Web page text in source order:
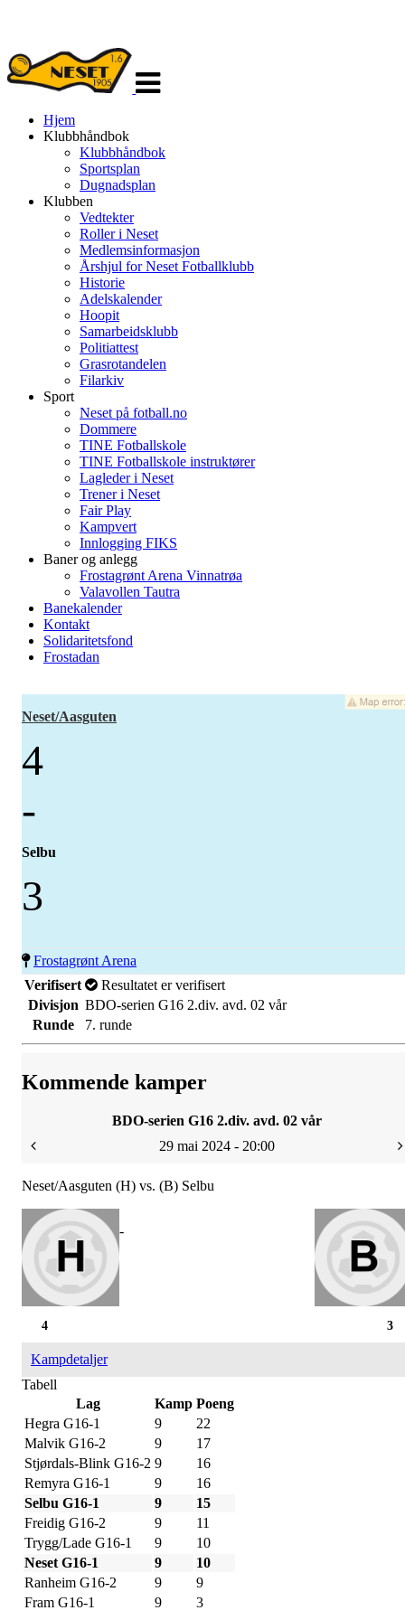
navigasjon
Hjem
Klubbhåndbok
Klubbhåndbok
Sportsplan
Dugnadsplan
Klubben
Vedtekter
Roller i Neset
Medlemsinformasjon
Årshjul for Neset Fotballklubb
Historie
Adelskalender
Hoopit
Samarbeidsklubb
Politiattest
Grasrotandelen
Filarkiv
Sport
Neset på fotball.no
Dommere
TINE Fotballskole
TINE Fotballskole instruktører
Lagleder i Neset
Trener i Neset
Fair Play
Kampvert
Innlogging FIKS
Baner og anlegg
Frostagrønt Arena Vinnatrøa
Valavollen Tautra
Banekalender
Kontakt
Solidaritetsfond
Frostadan
Neset/Aasguten
4
-
Selbu
3
Frostagrønt Arena
Verifisert
Resultatet er verifisert
Divisjon BDO-serien G16 2.div. avd. 02 vår
Runde
7. runde
Kommende kamper
BDO-serien G16 2.div. avd. 02 vår
29 mai 2024 - 20:00
Neset/Aasguten (H) vs. (B) Selbu
-
3
4
Kampdetaljer
Tabell
Lag
Kamp Poeng
Hegra G16-1
9
22
Malvik G16-2
9
17
Stjørdals-Blink G16-2 9
16
Remyra G16-1
9
16
Selbu G16-1
9
15
Freidig G16-2
9
11
Trygg/Lade G16-1
9
10
Neset G16-1
9
10
Ranheim G16-2
9
9
Fram G16-1
9 3